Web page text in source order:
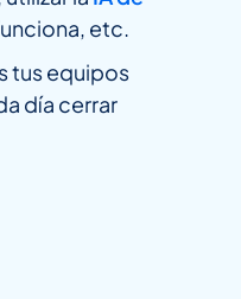
etc.
tus equipos
día cerrar